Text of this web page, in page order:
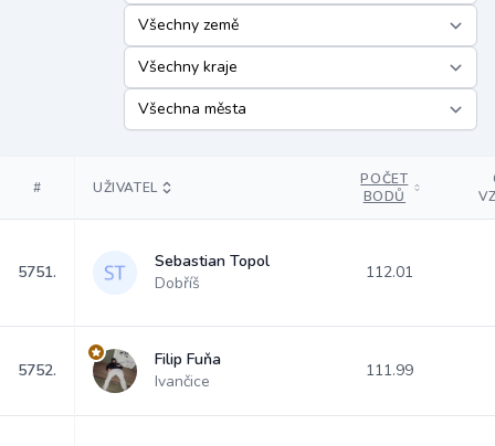
# UŽIVATEL
POČET
BODŮ
5751.
Sebastian Topol
Dobříš
112.01
5752.
Filip Fuňa
Ivančice
111.99